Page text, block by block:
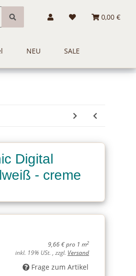
0,00 €
NEU SALE
Digital
- creme
9,66 € pro 1 m2
inkl. 19% USt. , zzgl. Versand
Frage zum Artikel